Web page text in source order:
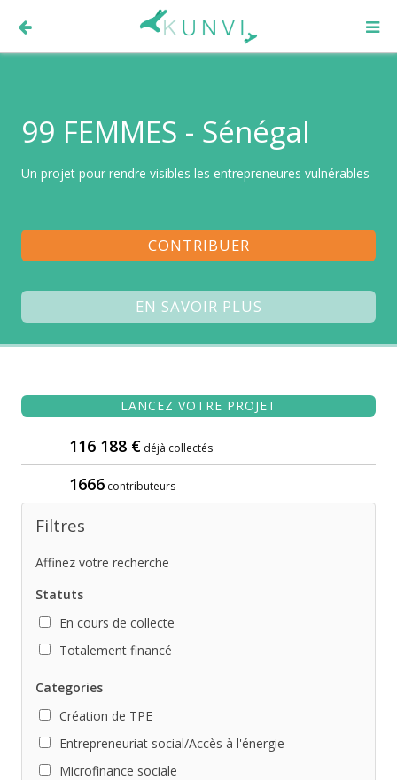
99 FEMMES - Sénégal
Un projet pour rendre visibles les entrepreneures vulnérables
CONTRIBUER
EN SAVOIR PLUS
LANCEZ VOTRE PROJET
116 188 € déjà collectés
1666 contributeurs
Filtres
Affinez votre recherche
Statuts
En cours de collecte
Totalement financé
Categories
Création de TPE
Entrepreneuriat social/Accès à l'énergie
Microfinance sociale